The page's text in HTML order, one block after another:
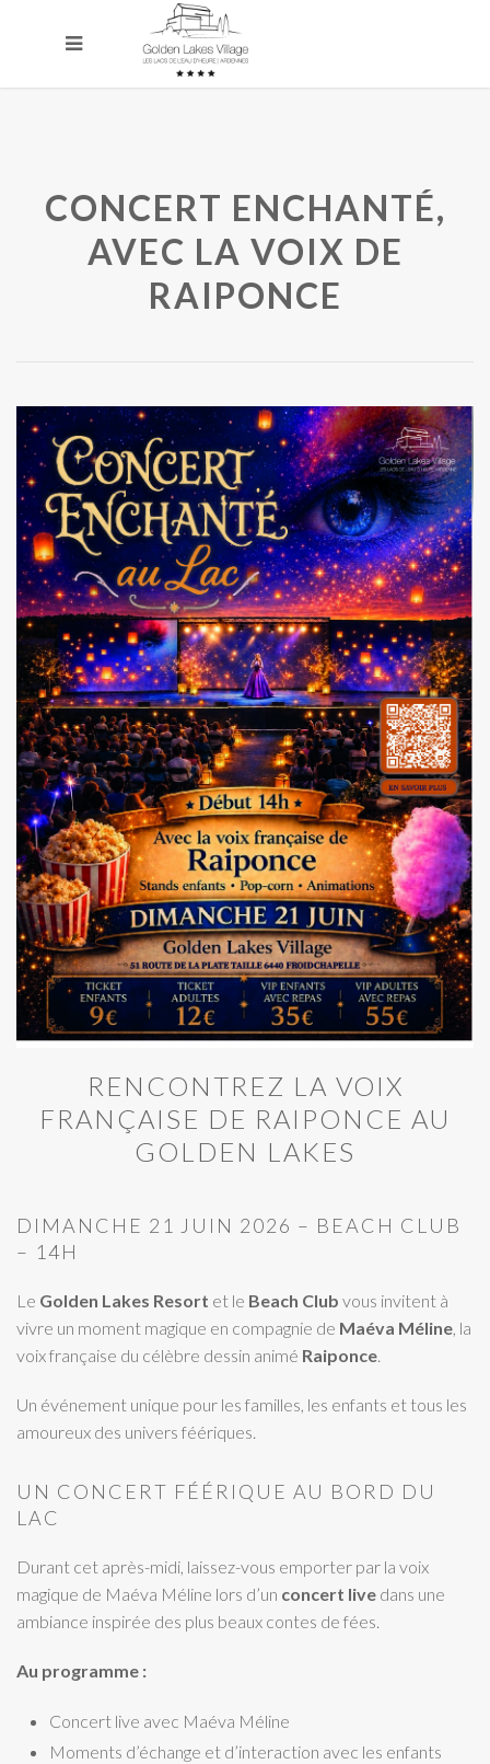
CONCERT ENCHANTÉ,
AVEC LA VOIX DE
RAIPONCE
RENCONTREZ LA VOIX
FRANÇAISE DE RAIPONCE AU
GOLDEN LAKES
DIMANCHE 21 JUIN 2026 – BEACH CLUB
– 14H
Le Golden Lakes Resort et le Beach Club vous invitent à
vivre un moment magique en compagnie de Maéva Méline , la
voix française du célèbre dessin animé Raiponce
Un événement unique pour les familles, les enfants et tous les
amoureux des univers féériques.
UN CONCERT FÉÉRIQUE AU BORD DU
LAC
Durant cet après-midi, laissez-vous emporter par la voix
magique de Maéva Méline lors d’un concert live dans une
ambiance inspirée des plus beaux contes de fées.
Au programme :
Concert live avec Maéva Méline
Moments d’échange et d’interaction avec les enfants